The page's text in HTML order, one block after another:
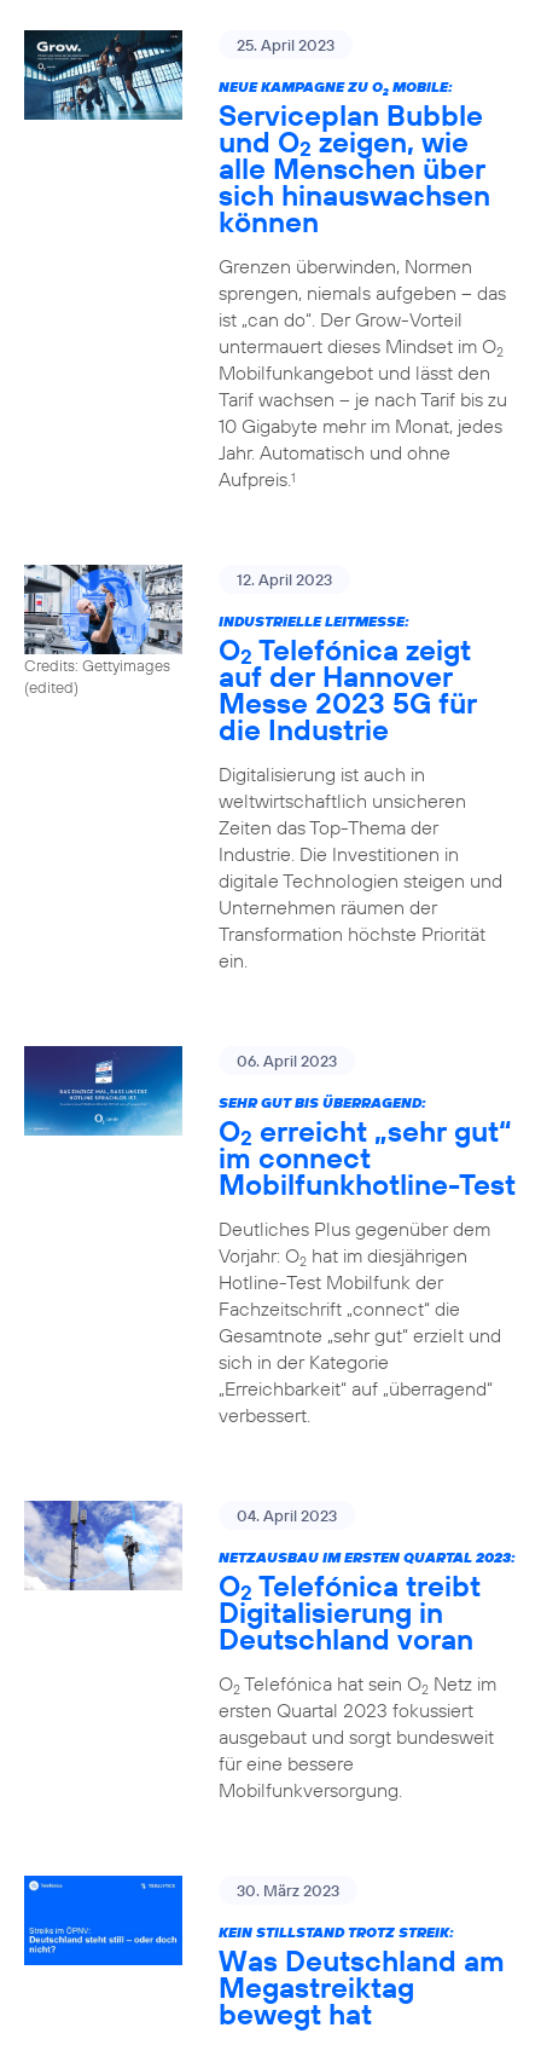
25. April 2023
NEUE KAMPAGNE ZU O2MOBILE:
Serviceplan Bubble
und O2 zeigen, wie
alle Menschen über
sich hinauswachsen
können
Grenzen überwinden, Normen
sprengen, niemals aufgeben – das
ist „can do“. Der Grow-Vorteil
untermauert dieses Mindset im O2
Mobilfunkangebot und lässt den
Tarif wachsen – je nach Tarif bis zu
10 Gigabyte mehr im Monat, jedes
Jahr. Automatisch und ohne
Aufpreis.1
Credits: Gettyimages
(edited)
12. April 2023
INDUSTRIELLE LEITMESSE:
O2 Telefónica zeigt
auf der Hannover
Messe 2023 5G für
die Industrie
Digitalisierung ist auch in
weltwirtschaftlich unsicheren
Zeiten das Top-Thema der
Industrie. Die Investitionen in
digitale Technologien steigen und
Unternehmen räumen der
Transformation höchste Priorität
ein.
06. April 2023
SEHR GUT BIS ÜBERRAGEND:
O2 erreicht „sehr gut“
im connect
Mobilfunkhotline-Test
Deutliches Plus gegenüber dem
Vorjahr: O2hat im diesjährigen
Hotline-Test Mobilfunk der
Fachzeitschrift „connect“ die
Gesamtnote „sehr gut“ erzielt und
sich in der Kategorie
„Erreichbarkeit“ auf „überragend“
verbessert.
04. April 2023
NETZAUSBAU IM ERSTEN QUARTAL 2023:
O2 Telefónica treibt
Digitalisierung in
Deutschland voran
O2Telefónica hat sein O2Netz im
ersten Quartal 2023 fokussiert
ausgebaut und sorgt bundesweit
für eine bessere
Mobilfunkversorgung.
30. März 2023
KEIN STILLSTAND TROTZ STREIK:
Was Deutschland am
Megastreiktag
bewegt hat